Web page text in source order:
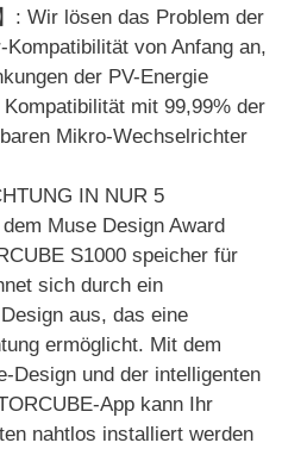
: Wir lösen das Problem der
von Anfang an,
der PV-Energie
mit 99,99% der
Mikro-Wechselrichter
IN NUR 5
Muse Design Award
S1000 speicher für
sich durch ein
aus, das eine
ermöglicht. Mit dem
Design und der intelligenten
App kann Ihr
nahtlos installiert werden